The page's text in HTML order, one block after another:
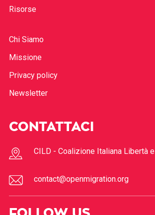
Risorse
Chi Siamo
Missione
Privacy policy
Newsletter
CONTATTACI
CILD - Coalizione Italiana Libertà
contact@openmigration.org